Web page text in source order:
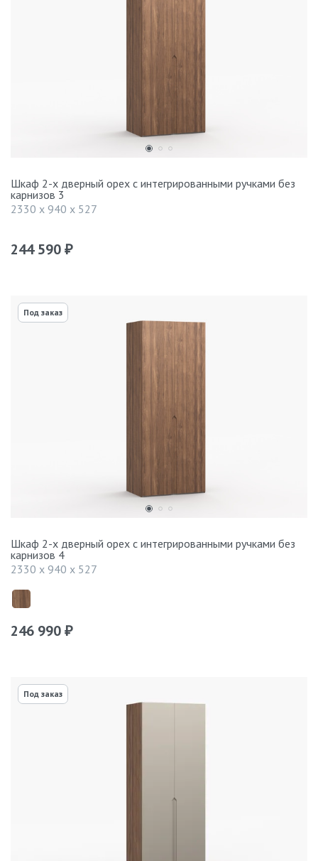
Шкаф 2-х дверный орех с интегрированными ручками без
карнизов 3
2330 x 940 x 527
244 590 ₽
Под заказ
Шкаф 2-х дверный орех с интегрированными ручками без
карнизов 4
2330 x 940 x 527
246 990 ₽
Под заказ